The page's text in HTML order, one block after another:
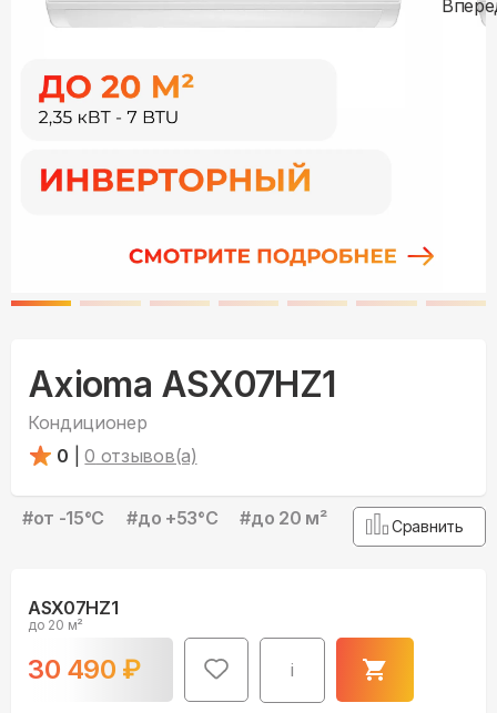
Axioma ASX07HZ1
Кондиционер
0
0 отзывов(а)
#от -15°С #до +53°С #до 20 м² Сравнить
ASX07HZ1
до 20 м²
30 490 ₽ i